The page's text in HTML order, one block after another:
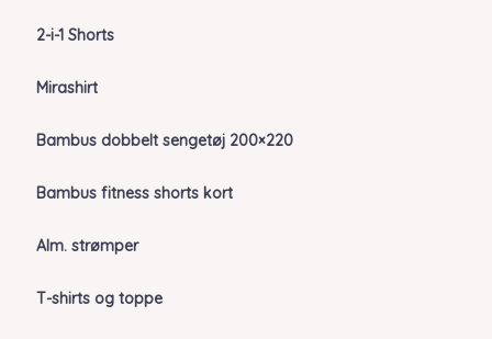
2-i-1 Shorts
Mirashirt
Bambus dobbelt sengetøj 200×220
Bambus fitness shorts kort
Alm. strømper
T-shirts og toppe